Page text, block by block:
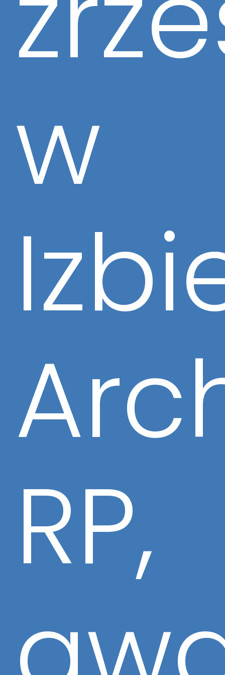
w
RP,